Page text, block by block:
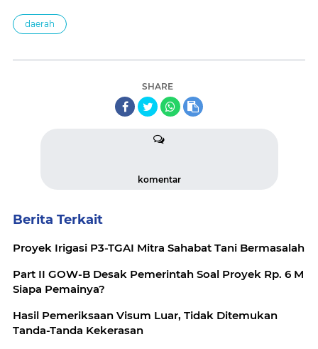
daerah
SHARE
komentar
Berita Terkait
Proyek Irigasi P3-TGAI Mitra Sahabat Tani Bermasalah
Part II GOW-B Desak Pemerintah Soal Proyek Rp. 6 M
Siapa Pemainya?
Hasil Pemeriksaan Visum Luar, Tidak Ditemukan
Tanda-Tanda Kekerasan